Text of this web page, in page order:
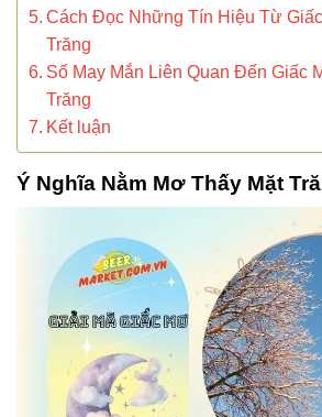
Cách Đọc Những Tín Hiệu Từ
Trăng
Số May Mắn Liên Quan Đến Giấc
Trăng
Kết luận
Ý Nghĩa Nằm Mơ Thấy Mặt